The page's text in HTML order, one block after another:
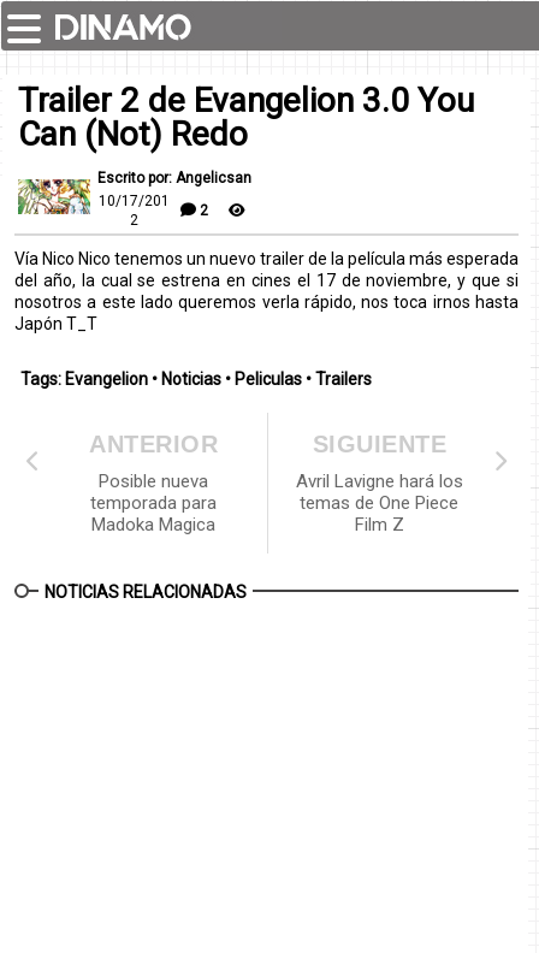
Trailer 2 de Evangelion 3.0 You
Can (Not) Redo
Escrito por: Angelicsan
10/17/201
2
2
Vía Nico Nico tenemos un nuevo trailer de la película más esperada
del año, la cual se estrena en cines el 17 de noviembre, y que si
nosotros a este lado queremos verla rápido, nos toca irnos hasta
Japón T_T
Tags: Evangelion • Noticias • Peliculas •Trailers
SIGUIENTE
Avril Lavigne hará los
temas de One Piece
Film Z
ANTERIOR
Posible nueva
temporada para
Madoka Magica
NOTICIAS RELACIONADAS